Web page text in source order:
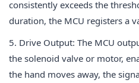
consistently exceeds the
duration, the MCU registers a
5. Drive Output: The MCU
the solenoid valve or motor,
the hand moves away, the